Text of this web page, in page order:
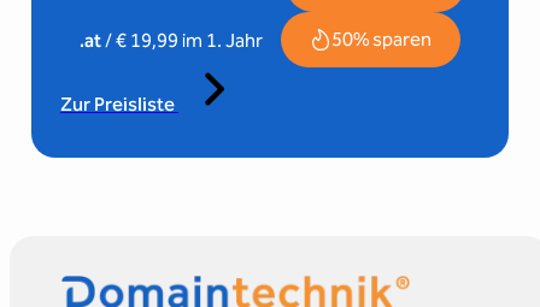
.at/ € 19,99 im 1. Jahr 50% sparen
Zur Preisliste